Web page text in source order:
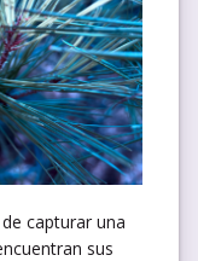
capturar una
sus